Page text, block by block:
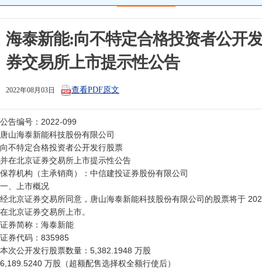
海泰新能:向不特定合格投资者公开
券交易所上市提示性公告
2022年08月03日 查看PDF原文
公告编号：2022-099
唐山海泰新能科技股份有限公司
向不特定合格投资者公开发行股票
并在北京证券交易所上市提示性公告
保荐机构（主承销商）：中信建投证券股份有限公司
一、上市概况
经北京证券交易所同意，唐山海泰新能科技股份有限公司的股票将于
在北京证券交易所上市。
证券简称：海泰新能
证券代码：835985
本次公开发行股票数量：5,382.1948 万股
6,189.5240 万股（超额配售选择权全额行使后）